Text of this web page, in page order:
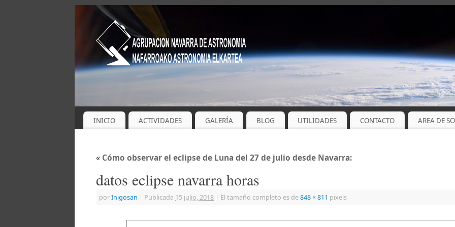
INICIO ACTIVIDADES GALERÍA BLOG UTILIDADES CONTACTO AREA DE
« Cómo observar el eclipse de Luna del 27 de julio desde Navarra:
datos eclipse navarra horas
porInigosan | Publicada 15 julio, 2018 | El tamaño completo es de848 × 811 pixels